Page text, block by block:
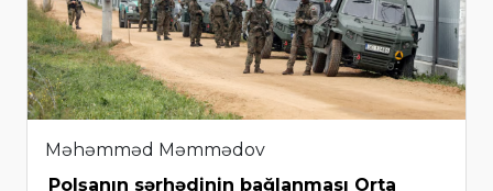
Məhəmməd Məmmədov
Polşanın sərhədinin bağlanması Orta